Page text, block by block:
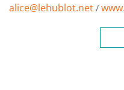
alice@lehublot.net /